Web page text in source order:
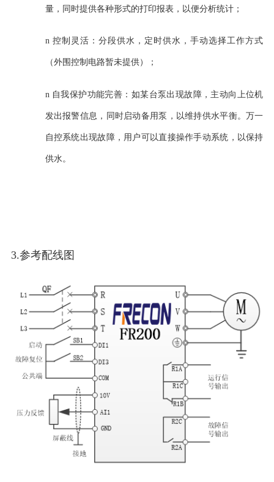
量，同时提供各种形式的打印报表，以便分析统计；
n 控制灵活：分段供水，定时供水，手动选择工作方式
（外围控制电路暂未提供）；
n 自我保护功能完善：如某台泵出现故障，主动向上位机
发出报警信息，同时启动备用泵，以维持供水平衡。万一
自控系统出现故障，用户可以直接操作手动系统，以保持
供水。
3.参考配线图